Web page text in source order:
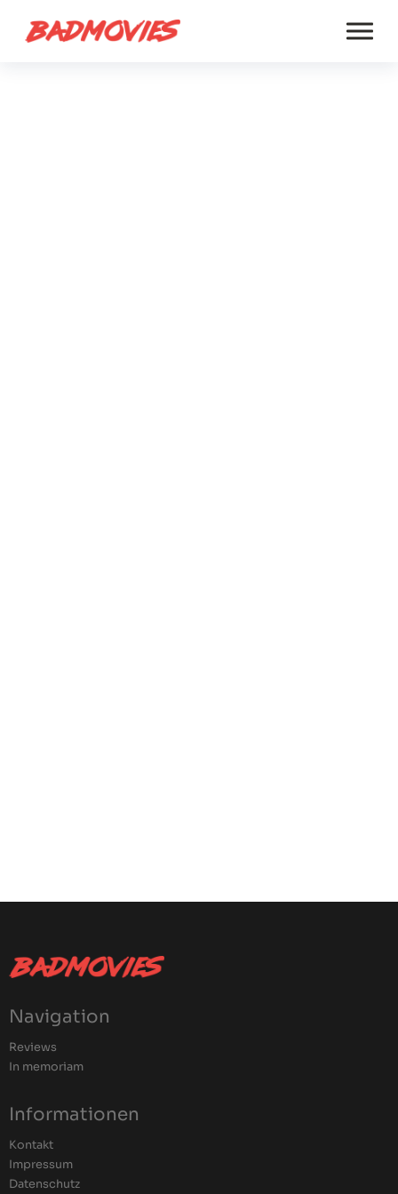
Navigation
Reviews
In memoriam
Informationen
Kontakt
Impressum
Datenschutz